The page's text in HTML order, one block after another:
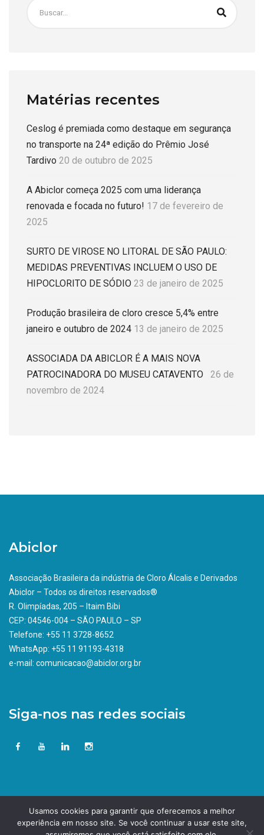
Matérias recentes
Ceslog é premiada como destaque em segurança
no transporte na 24ª edição do Prêmio José
Tardivo 20 de outubro de 2025
A Abiclor começa 2025 com uma liderança
renovada e focada no futuro! 17 de fevereiro de
2025
SURTO DE VIROSE NO LITORAL DE SÃO PAULO:
MEDIDAS PREVENTIVAS INCLUEM O USO DE
HIPOCLORITO DE SÓDIO 23 de janeiro de 2025
Produção brasileira de cloro cresce 5,4% entre
janeiro e outubro de 2024 13 de janeiro de 2025
ASSOCIADA DA ABICLOR É A MAIS NOVA
PATROCINADORA DO MUSEU CATAVENTO
26 de
novembro de 2024
Abiclor
Associação Brasileira da indústria de Cloro Álcalis e Derivados
Abiclor – Todos os direitos reservados®
R. Olimpíadas, 205 – Itaim Bibi
CEP: 04546-004 – SÃO PAULO – SP
Telefone: +55 11 3728-8652
WhatsApp: +55 11 91193-4318
e-mail: comunicacao@abiclor.org.br
Siga-nos nas redes sociais
Usamos cookies para garantir que oferecemos a melhor
experiência em nosso site. Se você continuar a usar este site,